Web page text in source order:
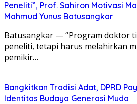
Peneliti”, Prof. Sahiron Motivasi
Mahmud Yunus Batusangkar
Batusangkar — “Program doktor
peneliti, tetapi harus melahirkan
pemikir…
Bangkitkan Tradisi Adat, DPRD
Identitas Budaya Generasi Muda